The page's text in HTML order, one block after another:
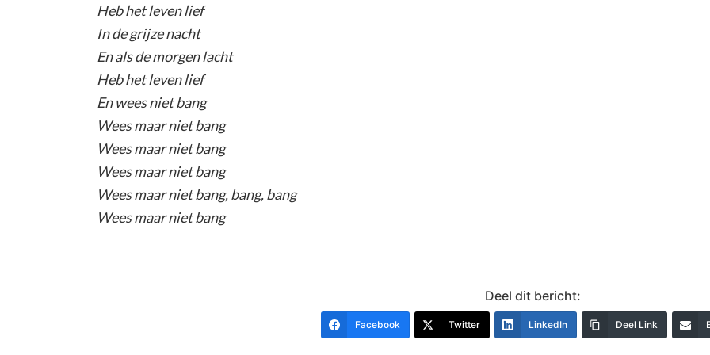
Heb het leven lief
In de grijze nacht
En als de morgen lacht
Heb het leven lief
En wees niet bang
Wees maar niet bang
Wees maar niet bang
Wees maar niet bang
Wees maar niet bang, bang, bang
Wees maar niet bang
Deel dit bericht:
Facebook Twitter LinkedIn Deel Link